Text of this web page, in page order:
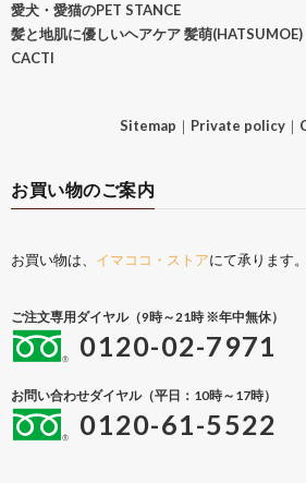
愛犬・愛猫のPET STANCE
髪と地肌に優しいヘアケア 髪萌(HATSUMOE)
CACTI
Sitemap ｜ Private policy｜
お買い物のご案内
お買い物は、 イマココ・ストアにて承ります。
ご注文専用ダイヤル（9時～21時 ※年中無休）
0120-02-7971
お問い合わせダイヤル（平日：10時～17時）
0120-61-5522